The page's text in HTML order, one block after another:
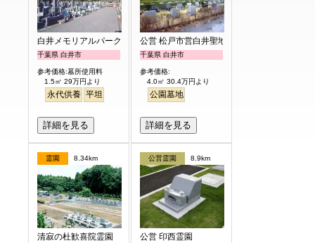
白井メモリアルパーク
千葉県 白井市
参考価格:墓所使用料
1.5㎡ 29万円より
永代供養 平坦
詳細を見る
公営 松戸市営白井聖地公園
千葉県 白井市
参考価格:
4.0㎡ 30.4万円より
公園墓地
詳細を見る
霊園 8.34km
清寂の杜歓喜院霊園
公営霊園 8.9km
公営 印西霊園